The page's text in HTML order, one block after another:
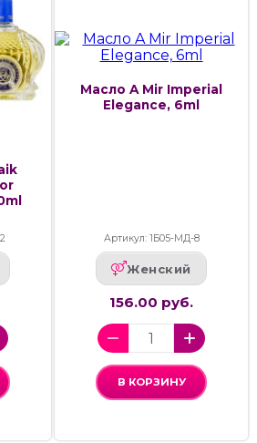
Масло A Mir Imperial
Elegance, 6ml
Артикул: 1Б05-МД-8
Женский
156.00 руб.
В КОРЗИНУ